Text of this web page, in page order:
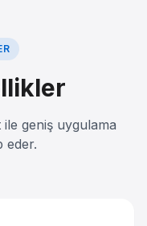
geniş uygulama
eder.